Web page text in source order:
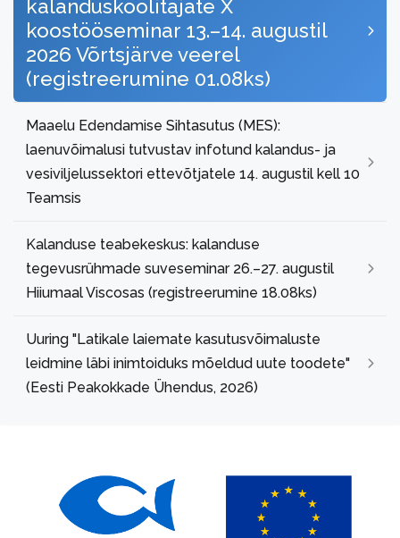
kalanduskoolitajate X
koostööseminar 13.–14. augustil
2026 Võrtsjärve veerel
(registreerumine 01.08ks)
Maaelu Edendamise Sihtasutus (MES):
laenuvõimalusi tutvustav infotund kalandus- ja
vesiviljelussektori ettevõtjatele 14. augustil kell 10
Teamsis
Kalanduse teabekeskus: kalanduse
tegevusrühmade suveseminar 26.–27. augustil
Hiiumaal Viscosas (registreerumine 18.08ks)
Uuring "Latikale laiemate kasutusvõimaluste
leidmine läbi inimtoiduks mõeldud uute toodete"
(Eesti Peakokkade Ühendus, 2026)